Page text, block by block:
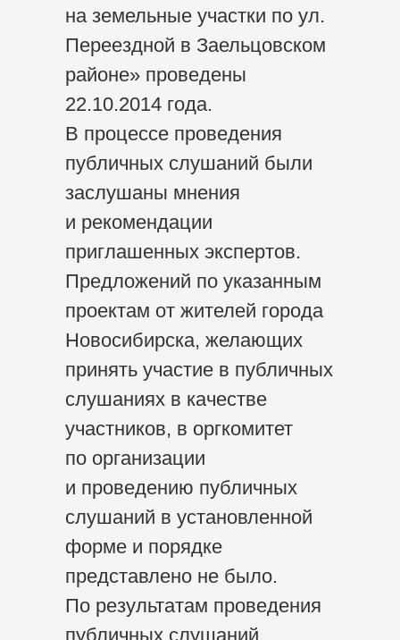
на земельные участки по ул.
Переездной в Заельцовском
районе» проведены
22.10.2014 года.
В процессе проведения
публичных слушаний были
заслушаны мнения
и рекомендации
приглашенных экспертов.
Предложений по указанным
проектам от жителей города
Новосибирска, желающих
принять участие в публичных
слушаниях в качестве
участников, в оргкомитет
по организации
и проведению публичных
слушаний в установленной
форме и порядке
представлено не было.
По результатам проведения
публичных слушаний